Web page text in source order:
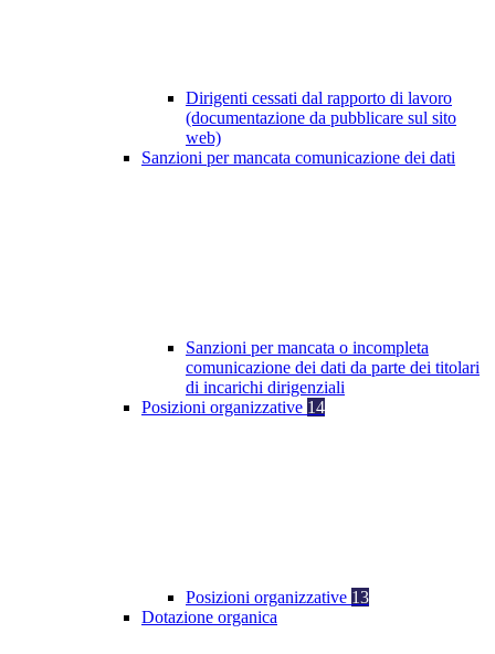
Dirigenti cessati dal rapporto di lavoro
(documentazione da pubblicare sul sito
web)
Sanzioni per mancata comunicazione dei dati
Sanzioni per mancata o incompleta
comunicazione dei dati da parte dei titolari
di incarichi dirigenziali
Posizioni organizzative 14
Posizioni organizzative 13
Dotazione organica